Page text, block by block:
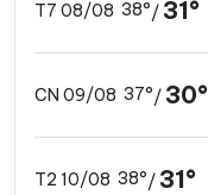
T7 08/08 38°/31°
CN 09/08 37°/30°
T2 10/08 38°/31°